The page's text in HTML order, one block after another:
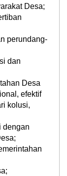
Desa;
perundang-
dan
Desa
efektif
kolusi,
dengan